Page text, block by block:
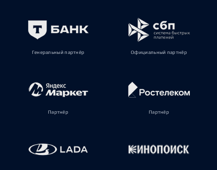
Генеральный партнёр Официальный партнёр
Партнёр Партнёр